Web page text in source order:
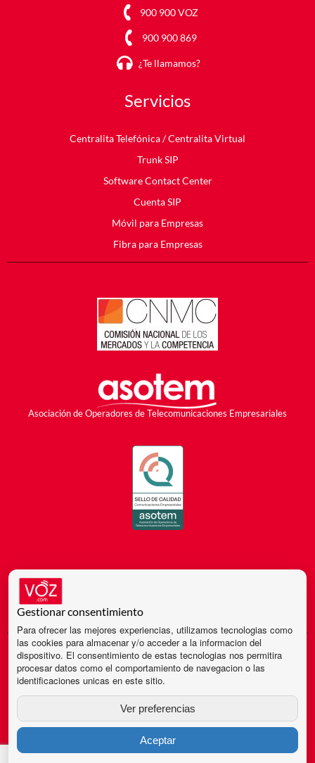
900 900 VOZ
900 900 869
¿Te llamamos?
Servicios
Centralita Telefónica/ Centralita Virtual
Trunk SIP
Software Contact Center
Cuenta SIP
Móvil para Empresas
Fibra para Empresas
Asociación de Operadores de Telecomunicaciones Empresariales
© 2024 - 2004 VOZ ® Todos los derechos reservados
Aviso Legal
Política de Privacidad
Gestionar consentimiento
Para ofrecer las mejores experiencias, utilizamos tecnologias como
las cookies para almacenar y/o acceder a la informacion del
dispositivo. El consentimiento de estas tecnologias nos permitira
procesar datos como el comportamiento de navegacion o las
identificaciones unicas en este sitio.
Ver preferencias
Aceptar